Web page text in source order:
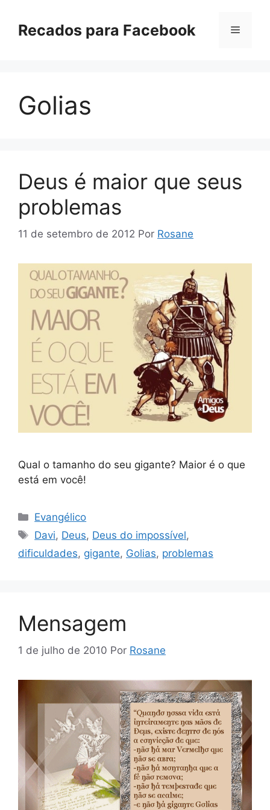
paraRecados para Facebook Menu
Golias
Deus é maior que seus
problemas
11 de setembro de 2012 Por Rosane
Qual o tamanho do seu gigante? Maior é o que
está em você!
Categorias
Evangélico
Tags
Davi, Deus, Deus do impossível,
dificuldades, gigante, Golias, problemas
Mensagem
1 de julho de 2010 Por Rosane